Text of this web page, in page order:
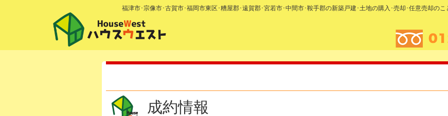
福津市･宗像市･古賀市･福岡市東区･糟屋郡･遠賀郡･宮若市･中間市･鞍手郡の新築戸建･土地の購入･売却･任意売却の
成約情報